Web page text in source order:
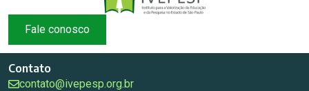
Fale conosco
Contato
contato@ivepesp.org.br